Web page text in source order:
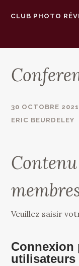
CLUB PHOTO
30 OCTOBRE 2021
ERIC BEURDELEY
Veuillez saisir
Connexion
utilisateurs